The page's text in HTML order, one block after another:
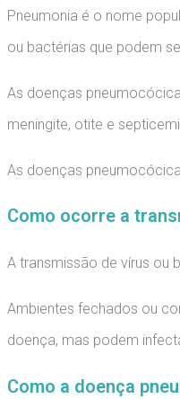
Pneumonia é o nome
ou bactérias que podem
As doenças
meningite, otite e
As doenças
Como ocorre a
A transmissão de vírus ou
Ambientes fechados ou
doença, mas podem
Como a doença